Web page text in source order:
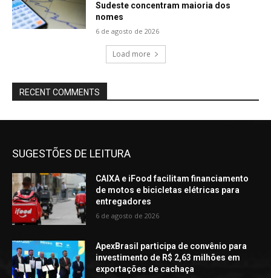
Sudeste concentram maioria dos
nomes
6 de agosto de 2026
Load more
RECENT COMMENTS
SUGESTÕES DE LEITURA
CAIXA e iFood facilitam financiamento
de motos e bicicletas elétricas para
entregadores
6 de agosto de 2026
ApexBrasil participa de convênio para
investimento de R$ 2,63 milhões em
exportações de cachaça